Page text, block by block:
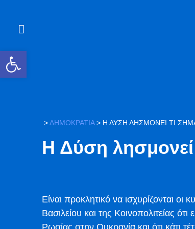
Ανοίξτε τη γραμμή
>ΔΗΜΟΚΡΑΤΙΑ> Η ΔΎΣΗ ΛΗΣΜΟΝΕΊ ΤΙ
Η Δύση λησμονεί
Είναι προκλητικό να ισχυρίζονται
Βασιλείου και της Κοινοπολιτείας
Ρωσίας στην Ουκρανία και ότι κάτι